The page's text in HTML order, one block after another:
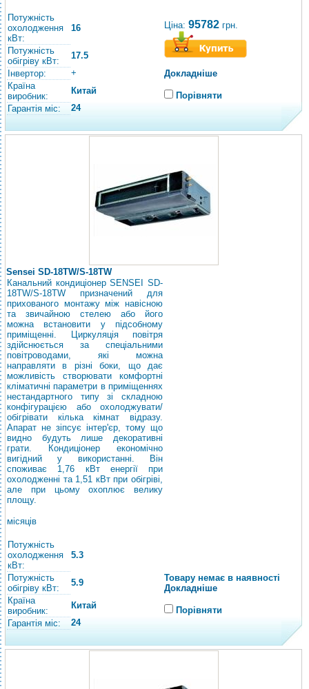
Потужність
охолодження
кВт:
16
Потужність
обігріву кВт:
17.5
Інвертор:
+
Країна
виробник:
Китай
Гарантія міс:
24
Ціна: 95782 грн.
Докладніше
Порівняти
Sensei SD-18TW/S-18TW
Канальний кондиціонер SENSEI SD-
18TW/S-18TW призначений для
прихованого монтажу між навісною
та звичайною стелею або його
можна встановити у підсобному
приміщенні. Циркуляція повітря
здійснюється за спеціальними
повітроводами, які можна
направляти в різні боки, що дає
можливість створювати комфортні
кліматичні параметри в приміщеннях
нестандартного типу зі складною
конфігурацією або охолоджувати/
обігрівати кілька кімнат відразу.
Апарат не зіпсує інтер'єр, тому що
видно будуть лише декоративні
грати. Кондиціонер економічно
вигідний у використанні. Він
споживає 1,76 кВт енергії при
охолодженні та 1,51 кВт при обігріві,
але при цьому охоплює велику
площу.
місяців
Потужність
охолодження
кВт:
5.3
Потужність
обігріву кВт:
5.9
Країна
виробник:
Китай
Гарантія міс:
24
Товару немає в наявності
Докладніше
Порівняти